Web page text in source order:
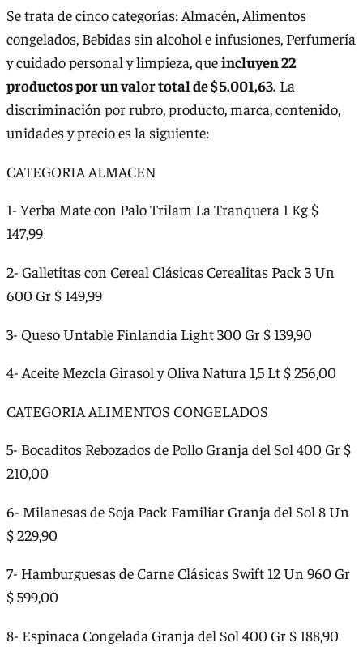
Se trata de cinco categorías: Almacén, Alimentos
congelados, Bebidas sin alcohol e infusiones, Perfumería
y cuidado personal y limpieza, queincluyen 22
productos por un valor total de $ 5.001,63. La
discriminación por rubro, producto, marca, contenido,
unidades y precio es la siguiente:
CATEGORIA ALMACEN
1- Yerba Mate con Palo Trilam La Tranquera 1 Kg $
147,99
2- Galletitas con Cereal Clásicas Cerealitas Pack 3 Un
600 Gr $ 149,99
3- Queso Untable Finlandia Light 300 Gr $ 139,90
4- Aceite Mezcla Girasol y Oliva Natura 1,5 Lt $ 256,00
CATEGORIA ALIMENTOS CONGELADOS
5- Bocaditos Rebozados de Pollo Granja del Sol 400 Gr $
210,00
6- Milanesas de Soja Pack Familiar Granja del Sol 8 Un
$ 229,90
7- Hamburguesas de Carne Clásicas Swift 12 Un 960 Gr
$ 599,00
8- Espinaca Congelada Granja del Sol 400 Gr $ 188,90